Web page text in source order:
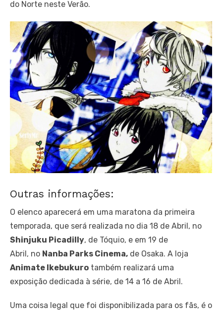
do Norte neste Verão.
Outras informações:
O elenco aparecerá em uma maratona da primeira
temporada, que será realizada no dia 18 de Abril, no
Shinjuku Picadilly, de Tóquio, e em 19 de
Abril, no Nanba Parks Cinema, de Osaka. A loja
Animate Ikebukuro também realizará uma
exposição dedicada à série, de 14 a 16 de Abril.
Uma coisa legal que foi disponibilizada para os fãs, é o